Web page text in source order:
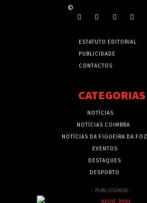
©
ESTATUTO EDITORIAL
PUBLICIDADE
CONTACTOS
CATEGORIAS
NOTÍCIAS
NOTÍCIAS COIMBRA
NOTÍCIAS DA FIGUEIRA DA FOZ
EVENTOS
DESTAQUES
DESPORTO
- PUBLICIDADE -